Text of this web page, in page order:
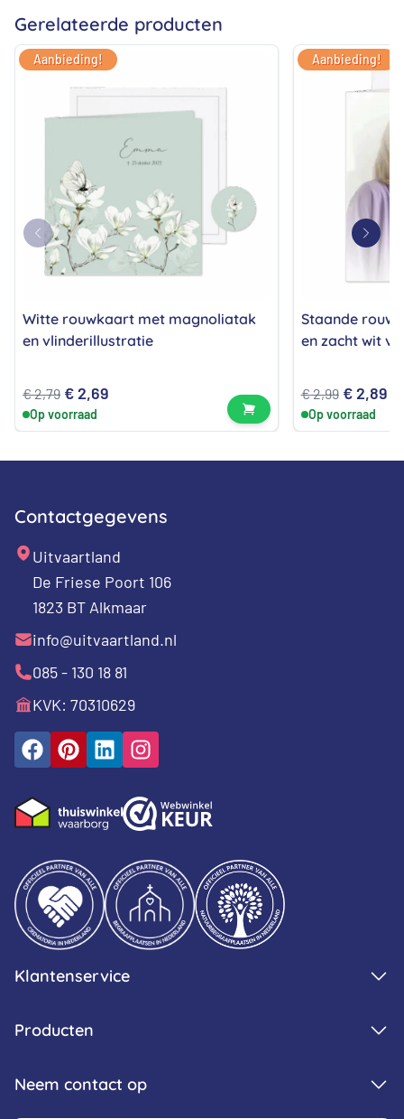
Gerelateerde producten
Aanbieding!
Witte rouwkaart met magnoliatak
en vlinderillustratie
€2,79 Oorspronkelijke
prijs
€2,69Huidige
Op voorraad Bekijk product
Aanbieding!
Staande
en zacht wit
€2,99
prijs
€2,89
Op voorraad
Contactgegevens
Uitvaartland
De Friese Poort 106
1823 BT Alkmaar
info@uitvaartland.nl
085 - 130 18 81
KVK: 70310629
Klantenservice
Producten
Neem contact op